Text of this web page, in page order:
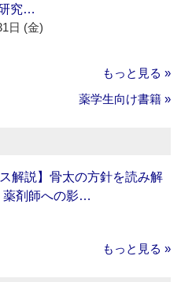
究…
日 (金)
もっと見る »
薬学生向け書籍 »
解説】骨太の方針を読み解
薬剤師への影…
もっと見る »